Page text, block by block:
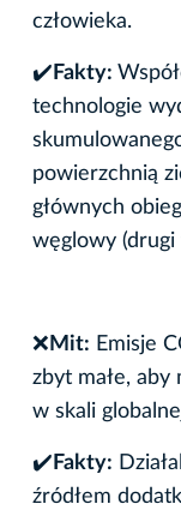
człowieka.
✔ ️Fakty:
technologie
powierzchnią
głównych
węglowy
❌ Mit: Emisje
zbyt małe, aby
w skali
✔ ️Fakty:
źródłem